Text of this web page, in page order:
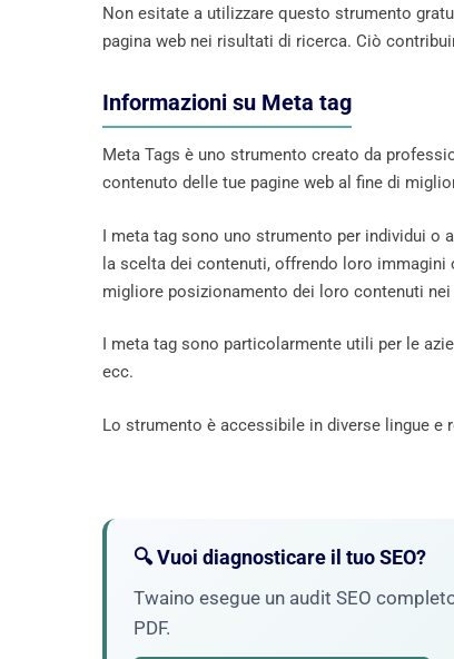
Non esitate a utilizzare questo strumento
pagina web nei risultati di ricerca. Ciò
Informazioni su Meta tag
Meta Tags è uno strumento creato da
contenuto delle tue pagine web al fine di
I meta tag sono uno strumento per individui o
la scelta dei contenuti, offrendo loro
migliore posizionamento dei loro contenuti
I meta tag sono particolarmente utili per le
ecc.
Lo strumento è accessibile in diverse lingue
🔍 Vuoi diagnosticare il tuo SEO?
Twaino esegue un audit SEO
PDF.